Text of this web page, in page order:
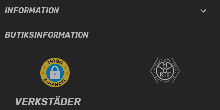
INFORMATION 
BUTIKSINFORMATION
VERKSTÄDER